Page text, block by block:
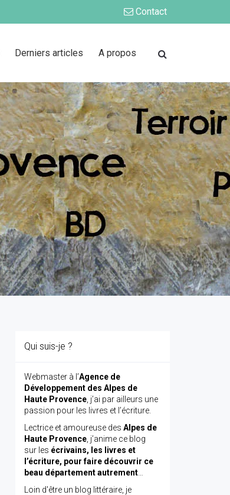
Contact
Derniers articles A propos
Qui suis-je ?
Webmaster à l’Agence de
Développement des Alpes de
Haute Provence, j’ai par ailleurs une
passion pour les livres et l’écriture.
Lectrice et amoureuse des Alpes de
Haute Provence, j’anime ce blog
sur les écrivains, les livres et
l’écriture, pour faire découvrir ce
beau département autrement…
Loin d'être un blog littéraire, je